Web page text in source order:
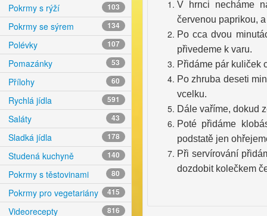
Pokrmy s rýží 103
Pokrmy se sýrem 134
Polévky 107
Pomazánky 53
Přílohy 60
Rychlá jídla 591
Saláty 43
Sladká jídla 178
Studená kuchyně 140
Pokrmy s těstovinami 80
Pokrmy pro vegetariány 415
Videorecepty 816
V hrnci necháme
červenou paprikou,
Po cca dvou
přivedeme k varu.
Přidáme pár kuliček
Po zhruba deseti
vcelku.
Dále vaříme, dokud
Poté přidáme
podstatě jen
Při servírování
dozdobit kolečkem